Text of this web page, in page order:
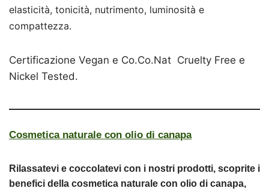
elasticità, tonicità, nutrimento, luminosità e
compattezza.
Certificazione Vegan e Co.Co.Nat Cruelty Free e
Nickel Tested.
Cosmetica naturale con olio di canapa
Rilassatevi e coccolatevi con i nostri prodotti, scoprite i
benefici della cosmetica naturale con olio di canapa,